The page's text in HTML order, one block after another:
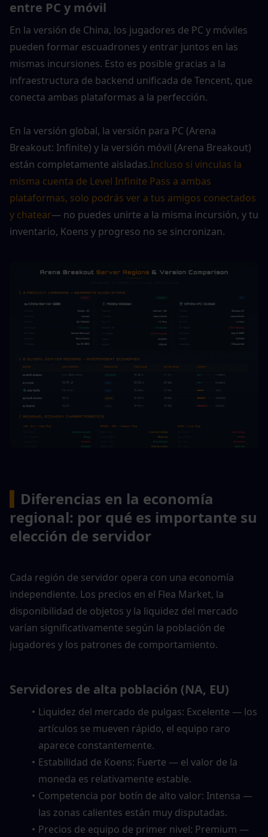
entre PC y móvil
En la versión de China, los jugadores de PC y móviles
pueden formar escuadrones y entrar juntos en las
mismas incursiones. Esto es posible gracias a la
infraestructura de backend unificada de Tencent, que
conecta ambas plataformas a la perfección.
En la versión global, la versión para PC (Arena
Breakout: Infinite) y la versión móvil (Arena Breakout)
están completamente aisladas.Incluso si vinculas la
misma cuenta de Level Infinite Pass a ambas
plataformas, solo podrás ver a tus amigos conectados
y chatear— no puedes unirte a la misma incursión, y tu
inventario, Koens y progreso no se sincronizan.
Diferencias en la economía
regional: por qué es importante su
elección de servidor
Cada región de servidor opera con una economía
independiente. Los precios en el Flea Market, la
disponibilidad de objetos y la liquidez del mercado
varían significativamente según la población de
jugadores y los patrones de comportamiento.
Servidores de alta población (NA, EU)
Liquidez del mercado de pulgas: Excelente — los
artículos se mueven rápido, el equipo raro
aparece constantemente.
Estabilidad de Koens: Fuerte — el valor de la
moneda es relativamente estable.
Competencia por botín de alto valor: Intensa —
las zonas calientes están muy disputadas.
Precios de equipo de primer nivel: Premium —